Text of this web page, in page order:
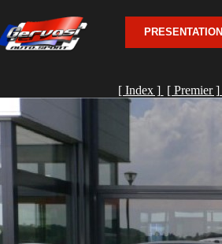
PRESENTATION
[ Index ] [ Premier ]